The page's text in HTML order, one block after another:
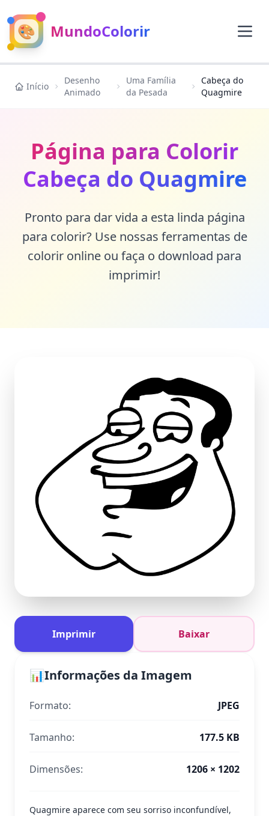
🎨 MundoColorir
Início
Desenho
Animado
Uma Família
da Pesada
Cabeça do
Quagmire
Página para Colorir
Cabeça do Quagmire
Pronto para dar vida a esta linda página
para colorir? Use nossas ferramentas de
colorir online ou faça o download para
imprimir!
Imprimir Baixar
📊Informações da Imagem
Formato: JPEG
Tamanho: 177.5 KB
Dimensões: 1206 × 1202
Quagmire aparece com seu sorriso inconfundível,